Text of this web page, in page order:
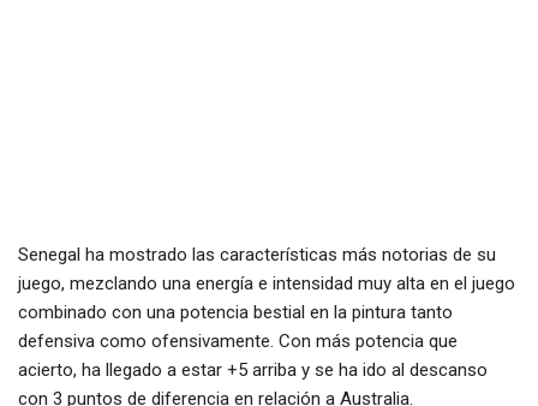
Senegal ha mostrado las características más notorias de su
juego, mezclando una energía e intensidad muy alta en el juego
combinado con una potencia bestial en la pintura tanto
defensiva como ofensivamente. Con más potencia que
acierto, ha llegado a estar +5 arriba y se ha ido al descanso
con 3 puntos de diferencia en relación a Australia.